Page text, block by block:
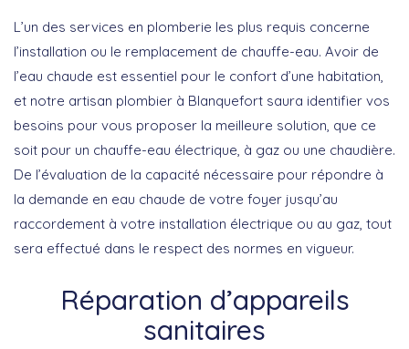
L’un des services en plomberie les plus requis concerne
l’installation ou le remplacement de chauffe-eau. Avoir de
l’eau chaude est essentiel pour le confort d’une habitation,
et notre artisan plombier à Blanquefort saura identifier vos
besoins pour vous proposer la meilleure solution, que ce
soit pour un chauffe-eau électrique, à gaz ou une chaudière.
De l’évaluation de la capacité nécessaire pour répondre à
la demande en eau chaude de votre foyer jusqu’au
raccordement à votre installation électrique ou au gaz, tout
sera effectué dans le respect des normes en vigueur.
Réparation d’appareils
sanitaires